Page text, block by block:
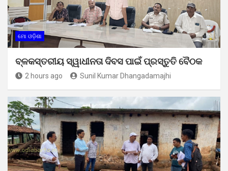
ମୋ ଓଡ଼ିଶା
ବ୍ଳକସ୍ତରୀୟ ସ୍ୱାଧୀନତା ଦିବସ ପାଇଁ ପ୍ରସ୍ତୁତି ବୈଠକ
2 hours ago Sunil Kumar Dhangadamajhi